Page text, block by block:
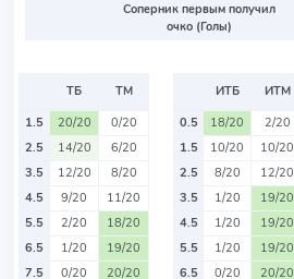
Соперник первым получил
очко (Голы)
ТБ
ТМ
1.5
20/20
0/20
2.5
14/20
6/20
3.5
12/20
8/20
4.5
9/20
11/20
5.5
2/20
18/20
6.5
1/20
19/20
7.5
0/20 20/20
ИТБ
ИТМ
0.5
18/20
2/20
1.5
10/20
10/20
2.5
8/20
12/20
3.5
1/20
19/20
4.5
1/20
19/20
5.5
1/20
19/20
6.5
0/20 20/20